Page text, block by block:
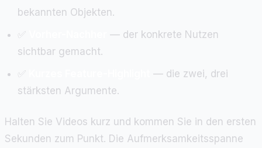
bekannten Objekten.
— der konkrete Nutzen
sichtbar gemacht.
— die zwei, drei
stärksten Argumente.
Halten Sie Videos kurz und kommen Sie in den ersten
Sekunden zum Punkt. Die Aufmerksamkeitsspanne